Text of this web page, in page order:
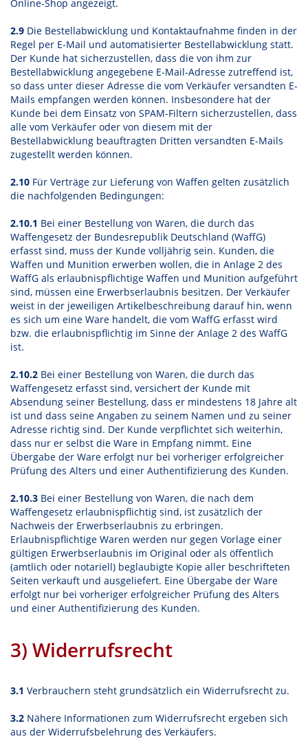
Online-Shop angezeigt.
2.9 Die Bestellabwicklung und Kontaktaufnahme finden in der
Regel per E-Mail und automatisierter Bestellabwicklung statt.
Der Kunde hat sicherzustellen, dass die von ihm zur
Bestellabwicklung angegebene E-Mail-Adresse zutreffend ist,
so dass unter dieser Adresse die vom Verkäufer versandten E-
Mails empfangen werden können. Insbesondere hat der
Kunde bei dem Einsatz von SPAM-Filtern sicherzustellen, dass
alle vom Verkäufer oder von diesem mit der
Bestellabwicklung beauftragten Dritten versandten E-Mails
zugestellt werden können.
2.10 Für Verträge zur Lieferung von Waffen gelten zusätzlich
die nachfolgenden Bedingungen:
2.10.1 Bei einer Bestellung von Waren, die durch das
Waffengesetz der Bundesrepublik Deutschland (WaffG)
erfasst sind, muss der Kunde volljährig sein. Kunden, die
Waffen und Munition erwerben wollen, die in Anlage 2 des
WaffG als erlaubnispflichtige Waffen und Munition aufgeführt
sind, müssen eine Erwerbserlaubnis besitzen. Der Verkäufer
weist in der jeweiligen Artikelbeschreibung darauf hin, wenn
es sich um eine Ware handelt, die vom WaffG erfasst wird
bzw. die erlaubnispflichtig im Sinne der Anlage 2 des WaffG
ist.
2.10.2 Bei einer Bestellung von Waren, die durch das
Waffengesetz erfasst sind, versichert der Kunde mit
Absendung seiner Bestellung, dass er mindestens 18 Jahre alt
ist und dass seine Angaben zu seinem Namen und zu seiner
Adresse richtig sind. Der Kunde verpflichtet sich weiterhin,
dass nur er selbst die Ware in Empfang nimmt. Eine
Übergabe der Ware erfolgt nur bei vorheriger erfolgreicher
Prüfung des Alters und einer Authentifizierung des Kunden.
2.10.3 Bei einer Bestellung von Waren, die nach dem
Waffengesetz erlaubnispflichtig sind, ist zusätzlich der
Nachweis der Erwerbserlaubnis zu erbringen.
Erlaubnispflichtige Waren werden nur gegen Vorlage einer
gültigen Erwerbserlaubnis im Original oder als öffentlich
(amtlich oder notariell) beglaubigte Kopie aller beschrifteten
Seiten verkauft und ausgeliefert. Eine Übergabe der Ware
erfolgt nur bei vorheriger erfolgreicher Prüfung des Alters
und einer Authentifizierung des Kunden.
3) Widerrufsrecht
3.1 Verbrauchern steht grundsätzlich ein Widerrufsrecht zu.
3.2 Nähere Informationen zum Widerrufsrecht ergeben sich
aus der Widerrufsbelehrung des Verkäufers.